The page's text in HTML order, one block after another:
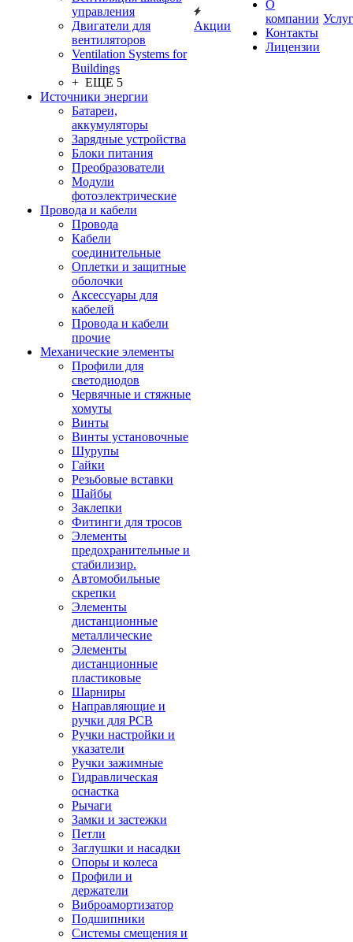
управления
Двигатели для
вентиляторов
Ventilation Systems for
Buildings
+ ЕЩЕ 5
Источники энергии
Батареи,
аккумуляторы
Зарядные устройства
Блоки питания
Преобразователи
Модули
фотоэлектрические
Провода и кабели
Провода
Кабели
соединительные
Оплетки и защитные
оболочки
Аксессуары для
кабелей
Провода и кабели
прочие
Механические элементы
Профили для
светодиодов
Червячные и стяжные
хомуты
Винты
Винты установочные
Шурупы
Гайки
Резьбовые вставки
Шайбы
Заклепки
Фитинги для тросов
Элементы
предохранительные и
стабилизир.
Автомобильные
скрепки
Элементы
дистанционные
металлические
Элементы
дистанционные
пластиковые
Шарниры
Направляющие и
ручки для PCB
Ручки настройки и
указатели
Ручки зажимные
Гидравлическая
оснастка
Рычаги
Замки и застежки
Петли
Заглушки и насадки
Опоры и колеса
Профили и
держатели
Виброамортизатор
Подшипники
Системы смещения и
Акции
О
компании
Контакты
Лицензии